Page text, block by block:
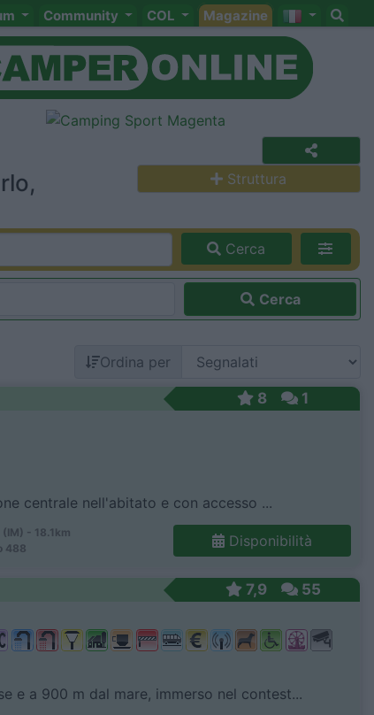
Community COL Magazine
Struttura
Cerca
Cerca
Ordina per
8 1
centrale nell'abitato e con accesso ...
- 18.1km
488
Disponibilità
7,9 55
e a 900 m dal mare, immerso nel contest...